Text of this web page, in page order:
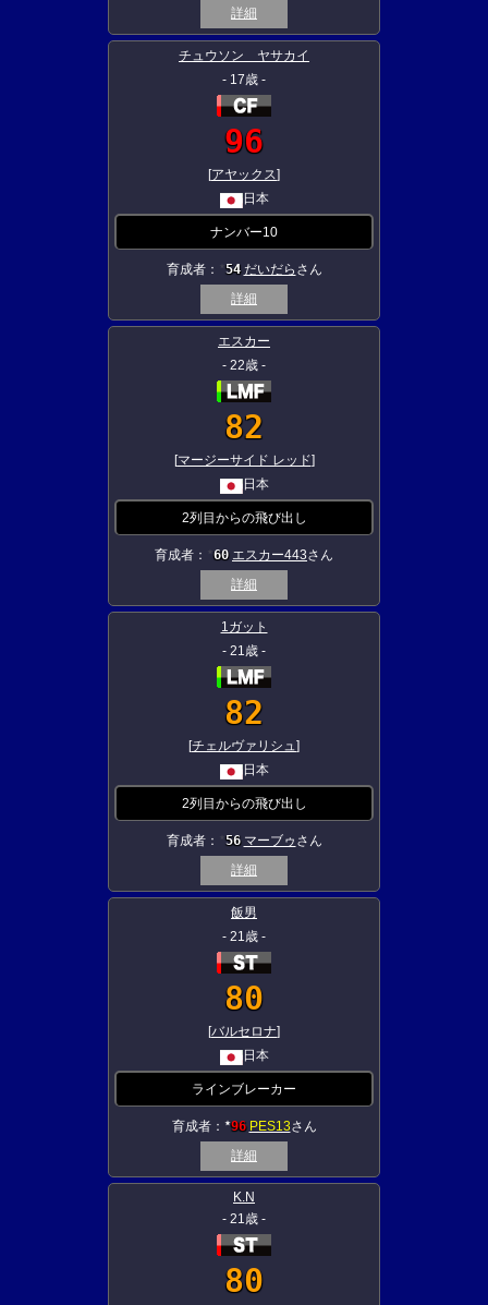
詳細
チュウソン ヤサカイ
- 17歳 -
96
[アヤックス]
日本
ナンバー10
育成者： 54 だいだら さん
詳細
エスカー
- 22歳 -
82
[マージーサイド レッド]
日本
2列目からの飛び出し
育成者： 60 エスカー443さん
詳細
1ガット
- 21歳 -
82
[チェルヴァリシュ]
日本
2列目からの飛び出し
育成者： 56 マーブゥ さん
詳細
飯男
- 21歳 -
80
[バルセロナ]
日本
ラインブレーカー
育成者： ★96 PES13さん
詳細
K.N
- 21歳 -
80